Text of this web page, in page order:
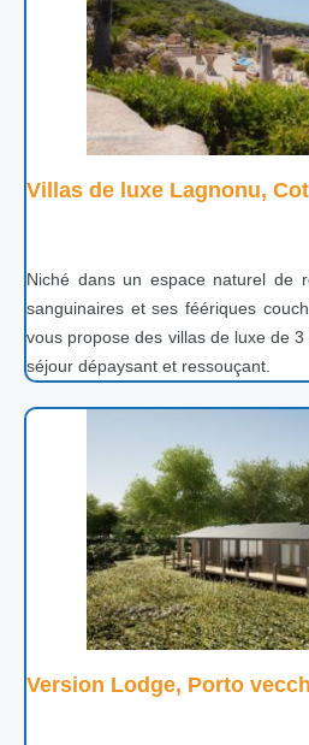
Villas de luxe Lagnonu,
Niché dans un espace naturel de
sanguinaires et ses féériques
vous propose des villas de luxe de
séjour dépaysant et ressouçant.
Version Lodge, Porto